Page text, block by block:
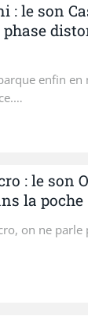
: le son
enfin en
: le son
la poche
on ne parle